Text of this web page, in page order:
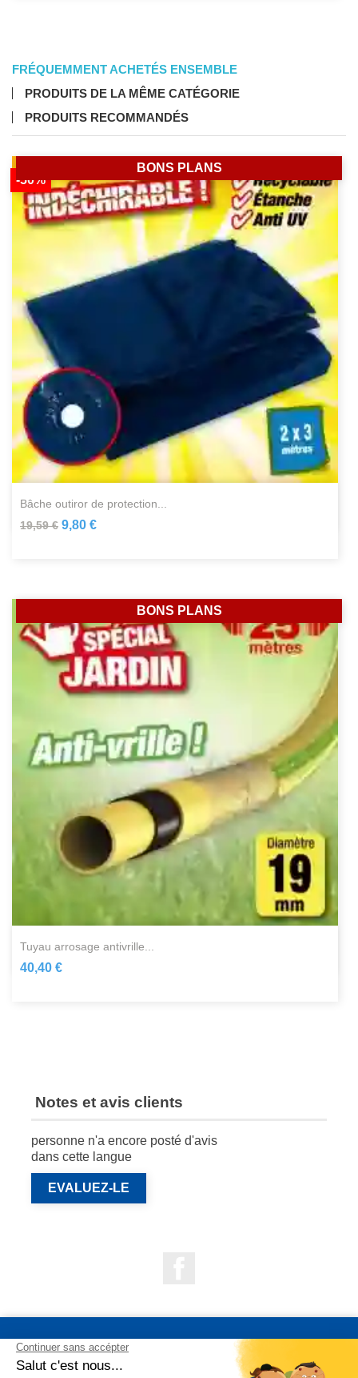
FRÉQUEMMENT ACHETÉS ENSEMBLE
PRODUITS DE LA MÊME CATÉGORIE
PRODUITS RECOMMANDÉS
bâche outiror de protection...
19,59 €
-50%
9,80 €
BONS PLANS
tuyau arrosage antivrille...
40,40 €
BONS PLANS
Notes et avis clients
personne n'a encore posté d'avis
dans cette langue
EVALUEZ-LE
NOS PRODUITS